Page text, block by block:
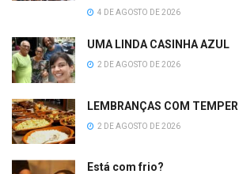
4 DE AGOSTO DE 2026
UMA LINDA CASINHA AZUL
2 DE AGOSTO DE 2026
LEMBRANÇAS COM
2 DE AGOSTO DE 2026
Está com frio?